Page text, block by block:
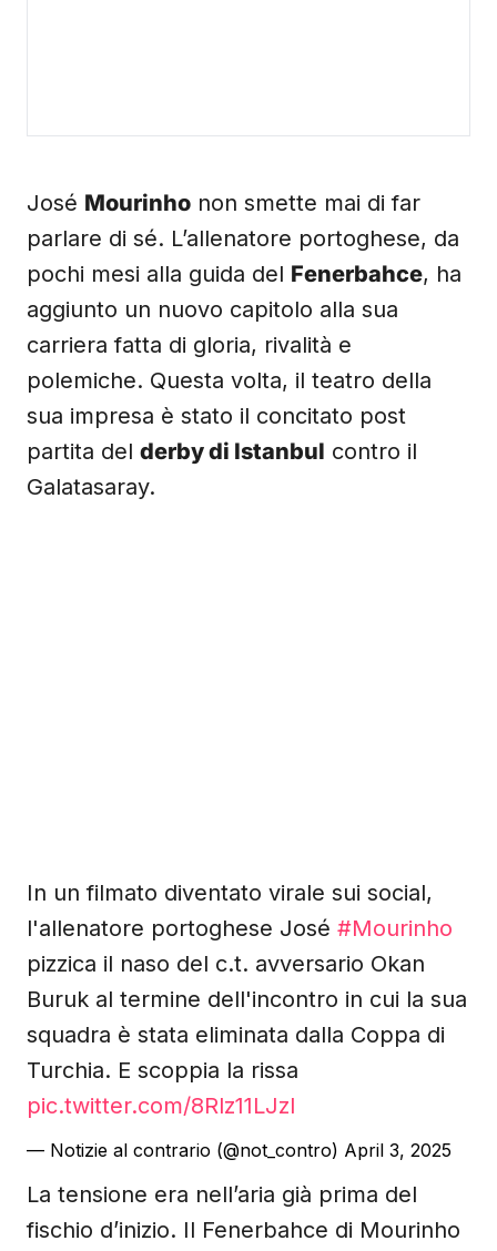
José Mourinho non smette mai di far
parlare di sé. L’allenatore portoghese, da
pochi mesi alla guida del Fenerbahce, ha
aggiunto un nuovo capitolo alla sua
carriera fatta di gloria, rivalità e
polemiche. Questa volta, il teatro della
sua impresa è stato il concitato post
partita del derby di Istanbul contro il
Galatasaray.
In un filmato diventato virale sui social,
l'allenatore portoghese José #Mourinho
pizzica il naso del c.t. avversario Okan
Buruk al termine dell'incontro in cui la sua
squadra è stata eliminata dalla Coppa di
Turchia. E scoppia la rissa
pic.twitter.com/8Rlz11LJzI
— Notizie al contrario (@not_contro) April 3, 2025
La tensione era nell’aria già prima del
fischio d’inizio. Il Fenerbahce di Mourinho